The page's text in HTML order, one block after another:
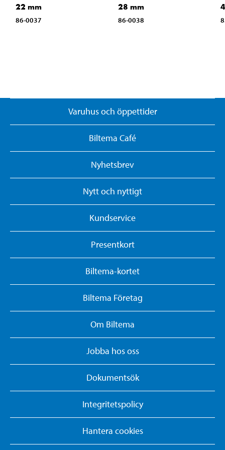
22 mm
86-0037
28 mm
86-0038
Varuhus och öppettider
Biltema Café
Nyhetsbrev
Nytt och nyttigt
Kundservice
Presentkort
Biltema-kortet
Biltema Företag
Om Biltema
Jobba hos oss
Dokumentsök
Integritetspolicy
Hantera cookies